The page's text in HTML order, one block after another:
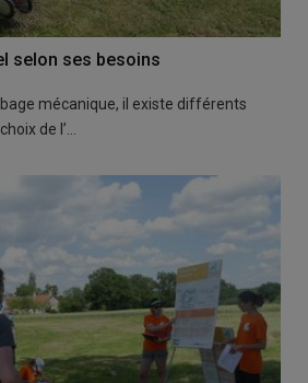
selon ses besoins
mécanique, il existe différents
de l’…